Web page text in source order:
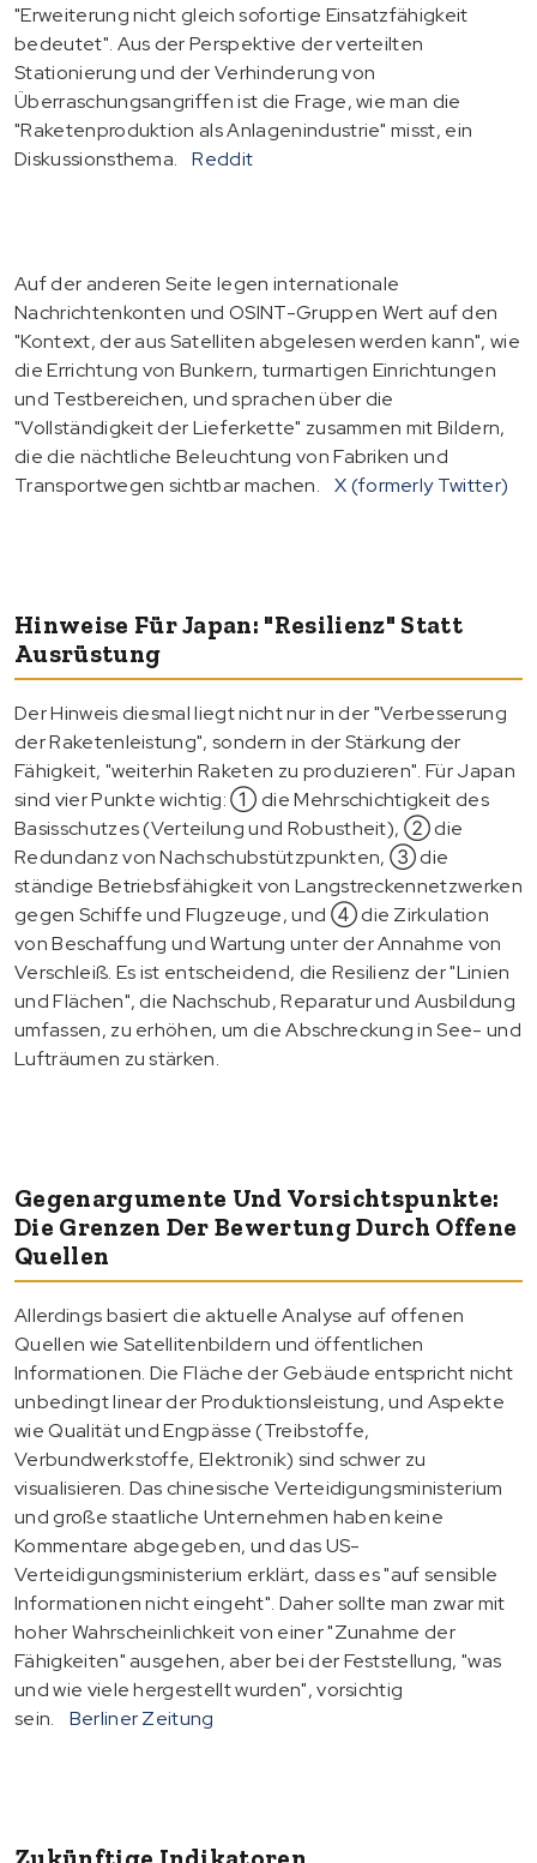
"Erweiterung nicht gleich sofortige Einsatzfähigkeit
bedeutet". Aus der Perspektive der verteilten
Stationierung und der Verhinderung von
Überraschungsangriffen ist die Frage, wie man die
"Raketenproduktion als Anlagenindustrie" misst, ein
Diskussionsthema.
Reddit
Auf der anderen Seite legen internationale
Nachrichtenkonten und OSINT-Gruppen Wert auf den
"Kontext, der aus Satelliten abgelesen werden kann", wie
die Errichtung von Bunkern, turmartigen Einrichtungen
und Testbereichen, und sprachen über die
"Vollständigkeit der Lieferkette" zusammen mit Bildern,
die die nächtliche Beleuchtung von Fabriken und
Transportwegen sichtbar machen.
X (formerly Twitter)
Hinweise Für Japan: "Resilienz" Statt
Ausrüstung
Der Hinweis diesmal liegt nicht nur in der "Verbesserung
der Raketenleistung", sondern in der Stärkung der
Fähigkeit, "weiterhin Raketen zu produzieren". Für Japan
sind vier Punkte wichtig: ① die Mehrschichtigkeit des
Basisschutzes (Verteilung und Robustheit), ② die
Redundanz von Nachschubstützpunkten, ③ die
ständige Betriebsfähigkeit von Langstreckennetzwerken
gegen Schiffe und Flugzeuge, und ④ die Zirkulation
von Beschaffung und Wartung unter der Annahme von
Verschleiß. Es ist entscheidend, die Resilienz der "Linien
und Flächen", die Nachschub, Reparatur und Ausbildung
umfassen, zu erhöhen, um die Abschreckung in See- und
Lufträumen zu stärken.
Gegenargumente Und Vorsichtspunkte:
Die Grenzen Der Bewertung Durch Offene
Quellen
Allerdings basiert die aktuelle Analyse auf offenen
Quellen wie Satellitenbildern und öffentlichen
Informationen. Die Fläche der Gebäude entspricht nicht
unbedingt linear der Produktionsleistung, und Aspekte
wie Qualität und Engpässe (Treibstoffe,
Verbundwerkstoffe, Elektronik) sind schwer zu
visualisieren. Das chinesische Verteidigungsministerium
und große staatliche Unternehmen haben keine
Kommentare abgegeben, und das US-
Verteidigungsministerium erklärt, dass es "auf sensible
Informationen nicht eingeht". Daher sollte man zwar mit
hoher Wahrscheinlichkeit von einer "Zunahme der
Fähigkeiten" ausgehen, aber bei der Feststellung, "was
und wie viele hergestellt wurden", vorsichtig
sein.
Berliner Zeitung